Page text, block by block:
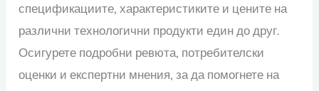
спецификациите, характеристиките и цените на
различни технологични продукти един до друг.
Осигурете подробни ревюта, потребителски
оценки и експертни мнения, за да помогнете на